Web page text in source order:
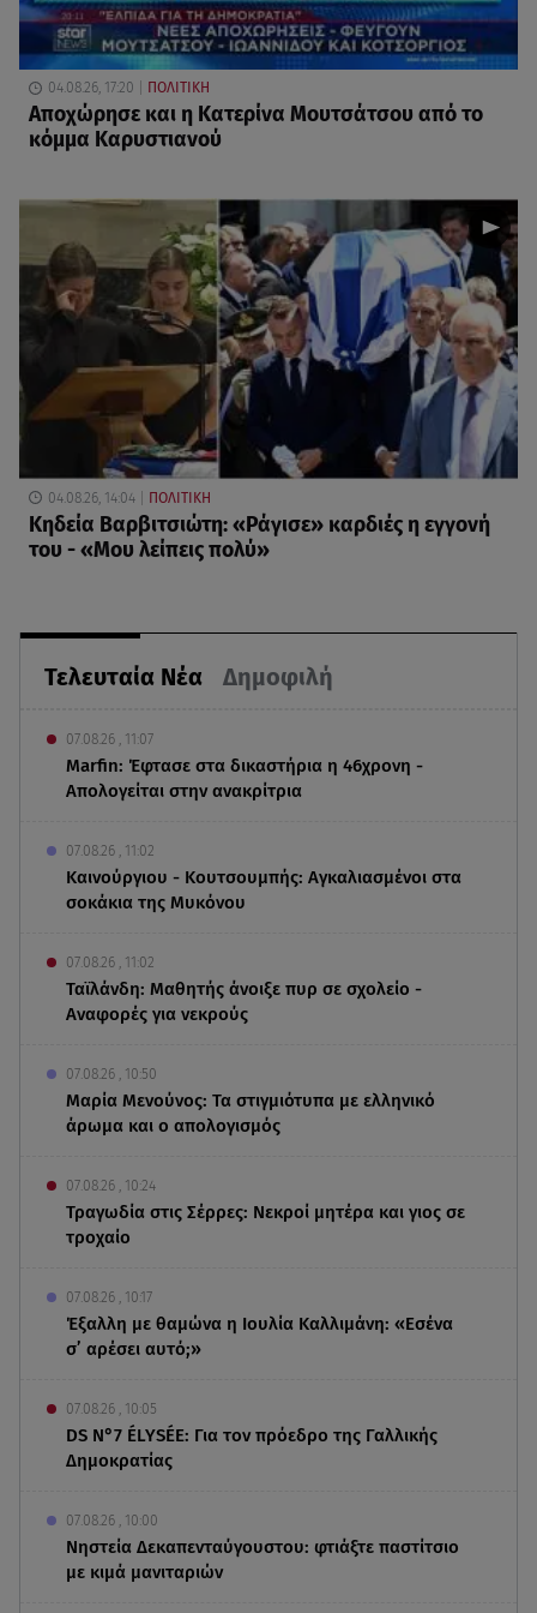
Τελευταία Νέα Δημοφιλή
07.08.26 , 11:07
Marfin: Έφτασε στα δικαστήρια η 46χρονη -
Απολογείται στην ανακρίτρια
07.08.26 , 11:02
Καινούργιου - Κουτσουμπής: Αγκαλιασμένοι στα
σοκάκια της Μυκόνου
07.08.26 , 11:02
Ταϊλάνδη: Μαθητής άνοιξε πυρ σε σχολείο -
Αναφορές για νεκρούς
07.08.26 , 10:50
Μαρία Μενούνος: Τα στιγμιότυπα με ελληνικό
άρωμα και ο απολογισμός
07.08.26 , 10:24
Τραγωδία στις Σέρρες: Νεκροί μητέρα και γιος σε
τροχαίο
07.08.26 , 10:17
Έξαλλη με θαμώνα η Ιουλία Καλλιμάνη: «Εσένα
σ’ αρέσει αυτό;»
07.08.26 , 10:05
DS N°7 ÉLYSÉE: Για τον πρόεδρο της Γαλλικής
Δημοκρατίας
07.08.26 , 10:00
Νηστεία Δεκαπενταύγουστου: φτιάξτε παστίτσιο
με κιμά μανιταριών
04.08.26, 17:20 ΠΟΛΙΤΙΚΗ
Αποχώρησε και η Κατερίνα Μουτσάτσου από το
κόμμα Καρυστιανού
04.08.26, 14:04 ΠΟΛΙΤΙΚΗ
Κηδεία Βαρβιτσιώτη: «Ράγισε» καρδιές η εγγονή
του - «Μου λείπεις πολύ»